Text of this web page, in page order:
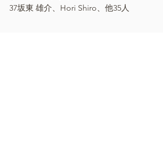
37坂東 雄介、Hori Shiro、他35人